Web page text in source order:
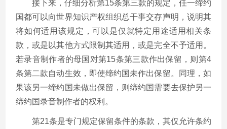
接下来，仔细分析第15条第三款的规定，任一缔约
国都可以向世界知识产权组织总干事交存声明，说明其
将如何适用该规定，可以是仅就特定用途适用相关条
款，或是以其他方式限制其适用，或是完全不予适用。
若录音制作者的母国对第15条第三款作出保留，则第4
条第二款自动生效，即使缔约国未作出保留。同理，如
果该另一缔约国未做出保留，则缔约国需要去保护另一
缔约国录音制作者的权利。
第21条是专门规定保留条件的条款，其仅允许条约